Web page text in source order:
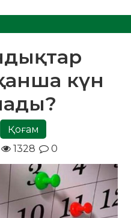
күн
Қоғам
1328 0